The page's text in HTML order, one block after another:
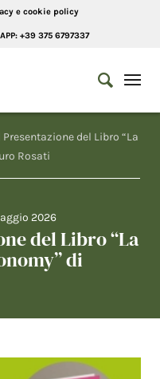
e cookie policy
+39 375 6797337
Presentazione del Libro “La
Rosati
2026
del Libro “La
di